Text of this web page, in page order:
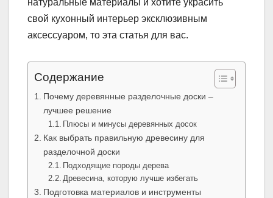
натуральные материалы и хотите украсить
свой кухонный интерьер эксклюзивным
аксессуаром, то эта статья для вас.
Содержание
Почему деревянные разделочные доски –
лучшее решение
Плюсы и минусы деревянных досок
Как выбрать правильную древесину для
разделочной доски
Подходящие породы дерева
Древесина, которую лучше избегать
Подготовка материалов и инструменты